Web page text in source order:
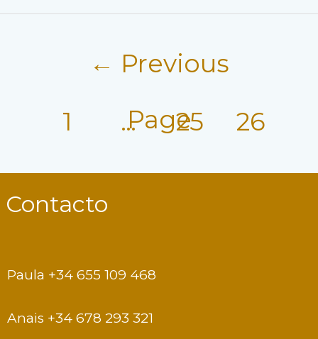
un
← Previous
Page
1 … 25 26
Contacto
Paula +34 655 109 468
Anais +34 678 293 321